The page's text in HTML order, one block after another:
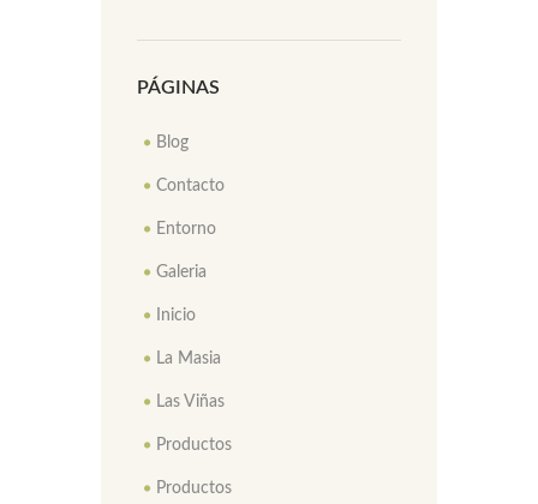
PÁGINAS
Blog
Contacto
Entorno
Galeria
Inicio
La Masia
Las Viñas
Productos
Productos